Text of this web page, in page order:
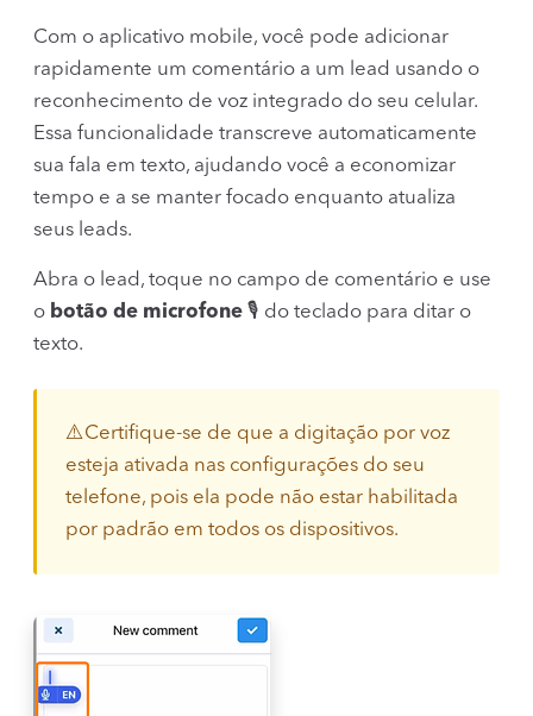
Com o aplicativo mobile, você pode adicionar
rapidamente um comentário a um lead usando o
reconhecimento de voz integrado do seu celular.
Essa funcionalidade transcreve automaticamente
sua fala em texto, ajudando você a economizar
tempo e a se manter focado enquanto atualiza
seus leads.
Abra o lead, toque no campo de comentário e use
o botão de microfone 🎙️ do teclado para ditar o
texto.
⚠️Certifique-se de que a digitação por voz
esteja ativada nas configurações do seu
telefone, pois ela pode não estar habilitada
por padrão em todos os dispositivos.